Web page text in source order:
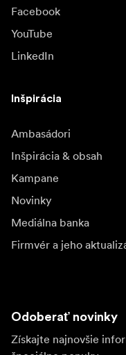
Facebook
YouTube
LinkedIn
Inšpirácia
Ambasádori
Inšpirácia & obsah
Kampane
Novinky
Mediálna banka
Firmvér a jeho
Odoberať novinky
Získajte najnovšie